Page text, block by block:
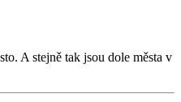
A stejně tak jsou dole města v